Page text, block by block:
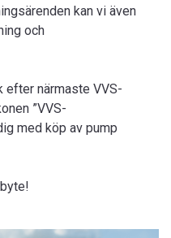
kan vi även
och
efter närmaste VVS-
”VVS-
med köp av pump